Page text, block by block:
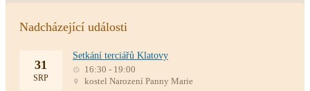
Nadcházející události
31
SRP
Setkání terciářů Klatovy
16:30 - 19:00
kostel Narození Panny Marie